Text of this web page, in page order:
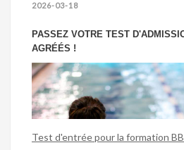
2026-03-18
PASSEZ VOTRE TEST
AGRÉÉS !
Test d'entrée pour la formation